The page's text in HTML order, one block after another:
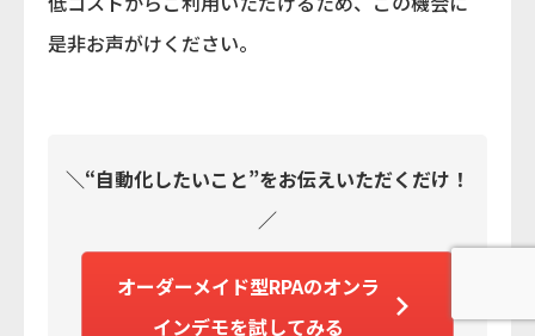
是非お声がけください。
＼“自動化したいこと”をお伝えいただくだけ！
／
オーダーメイド型RPAのオンラ
インデモを試してみる